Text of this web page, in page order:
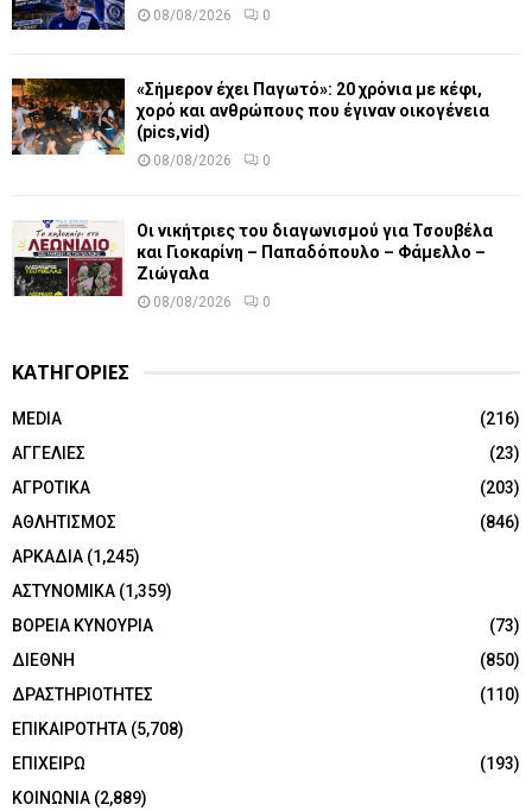
08/08/2026 0
«Σήμερον έχει Παγωτό»: 20 χρόνια με κέφι,
χορό και ανθρώπους που έγιναν οικογένεια
(pics,vid)
08/08/2026 0
Οι νικήτριες του διαγωνισμού για Τσουβέλα
και Γιοκαρίνη – Παπαδόπουλο – Φάμελλο –
Ζιώγαλα
08/08/2026 0
ΚΑΤΗΓΟΡΙΕΣ
MEDIA
(216)
ΑΓΓΕΛΙΕΣ
(23)
ΑΓΡΟΤΙΚΑ
(203)
ΑΘΛΗΤΙΣΜΟΣ
(846)
ΑΡΚΑΔΙΑ (1,245)
ΑΣΤΥΝΟΜΙΚΑ (1,359)
ΒΟΡΕΙΑ ΚΥΝΟΥΡΙΑ
(73)
ΔΙΕΘΝΗ
(850)
ΔΡΑΣΤΗΡΙΟΤΗΤΕΣ
(110)
ΕΠΙΚΑΙΡΟΤΗΤΑ (5,708)
ΕΠΙΧΕΙΡΩ
(193)
ΚΟΙΝΩΝΙΑ (2,889)